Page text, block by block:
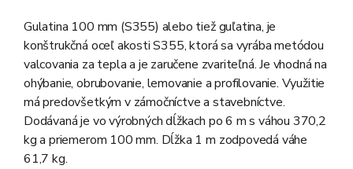
Gulatina 100 mm (S355) alebo tiež guľatina, je
konštrukčná oceľ akosti S355, ktorá sa vyrába metódou
valcovania za tepla a je zaručene zvariteľná. Je vhodná na
ohýbanie, obrubovanie, lemovanie a profilovanie. Využitie
má predovšetkým v zámočníctve a stavebníctve.
Dodávaná je vo výrobných dĺžkach po 6 m s váhou 370,2
kg a priemerom 100 mm. Dĺžka 1 m zodpovedá váhe
61,7 kg.